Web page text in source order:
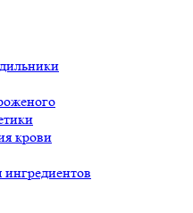
крови